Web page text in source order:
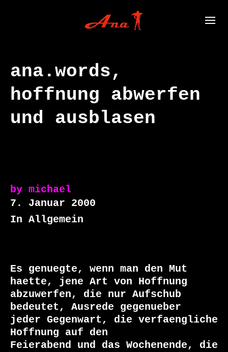
ana.words,
hoffnung abwerfen
und ausblasen
by michael
7. Januar 2000
In Allgemein
Es genuegte, wenn man den Mut
haette, jene Art von Hoffnung
abzuwerfen, die nur Aufschub
bedeutet, Ausrede gegenueber
jeder Gegenwart, die verfaengliche
Hoffnung auf den
Feierabend und das Wochenende, die